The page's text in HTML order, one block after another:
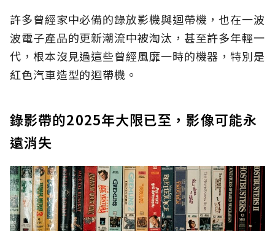
許多曾經家中必備的錄放影機與迴帶機，也在一波
波電子產品的更新潮流中被淘汰，甚至許多年輕一
代，根本沒見過這些曾經風靡一時的機器，特別是
紅色汽車造型的迴帶機。
錄影帶的2025年大限已至，影像可能永
遠消失